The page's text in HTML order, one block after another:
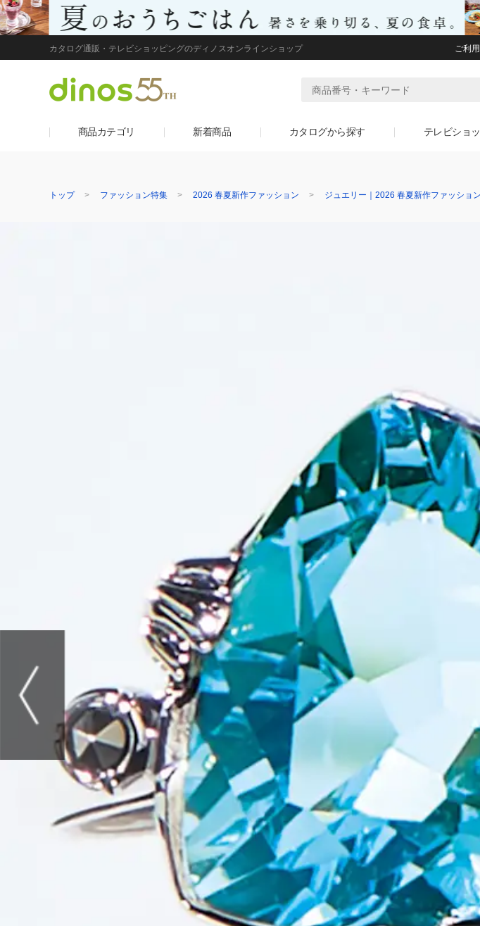
カタログ通販・テレビショッピングのディノスオンラインショップ ご利
商品カテゴリ 新着商品 カタログから探す テレビショ
トップ ファッション特集 2026 春夏新作ファッション ジュエリー｜2026 春夏新作ファッション